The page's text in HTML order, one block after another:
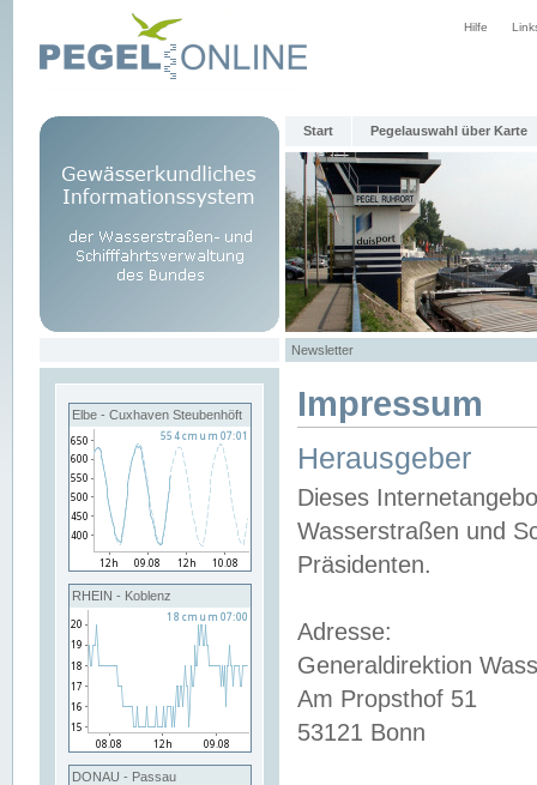
Hilfe
Start Pegelauswahl über Karte
Newsletter
Elbe - Cuxhaven Steubenhöft
RHEIN - Koblenz
DONAU - Passau
Impressum
Herausgeber
Dieses
Wasserstraßen und
Präsidenten.
Adresse:
Generaldirektion
Am Propsthof 51
53121 Bonn